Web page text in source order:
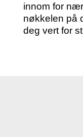
innom for
nøkkelen på
deg vert for